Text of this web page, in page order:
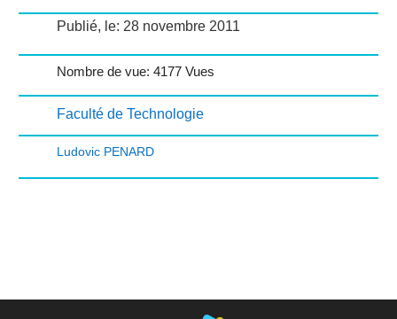
Publié, le: 28 novembre 2011
Nombre de vue: 4177 Vues
Faculté de Technologie
Ludovic PENARD